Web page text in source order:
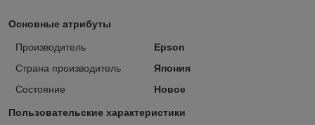
Основные атрибуты
Производитель
Epson
Страна производитель
Япония
Состояние
Новое
Пользовательские характеристики